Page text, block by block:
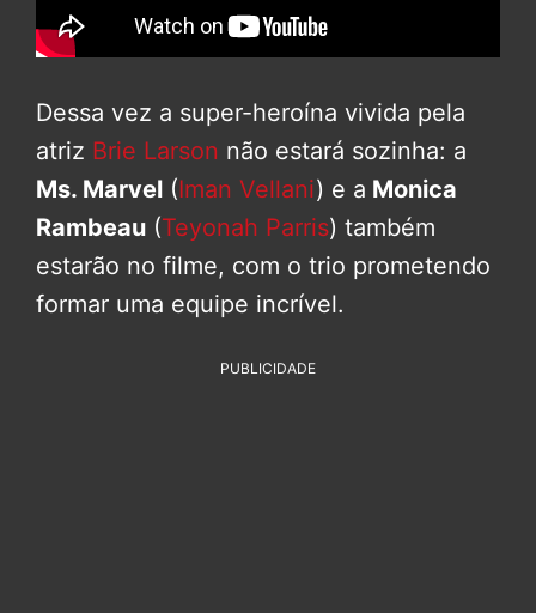
Dessa vez a super-heroína vivida pela
atriz Brie Larson não estará sozinha: a
Ms. Marvel (Iman Vellani) e a Monica
Rambeau (Teyonah Parris) também
estarão no filme, com o trio prometendo
formar uma equipe incrível.
PUBLICIDADE